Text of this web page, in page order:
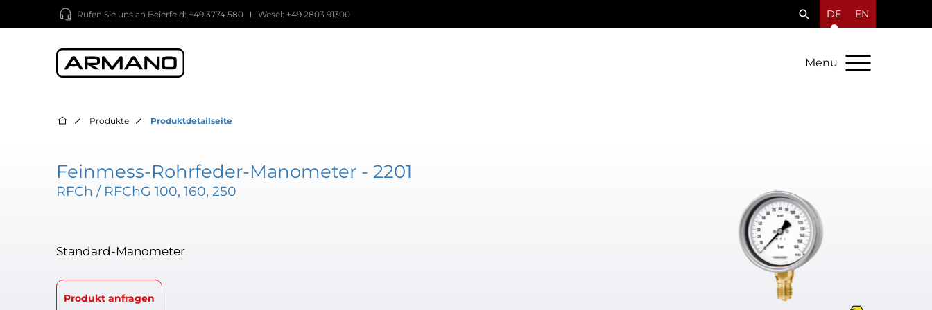
Rufen Sie uns an Beierfeld: +49 3774 580 Wesel: +49 2803 91300 DE EN
Menu
Produkte Produktdetailseite
Feinmess-Rohrfeder-Manometer - 2201
RFCh / RFChG 100, 160, 250
Standard-Manometer
Produkt anfragen